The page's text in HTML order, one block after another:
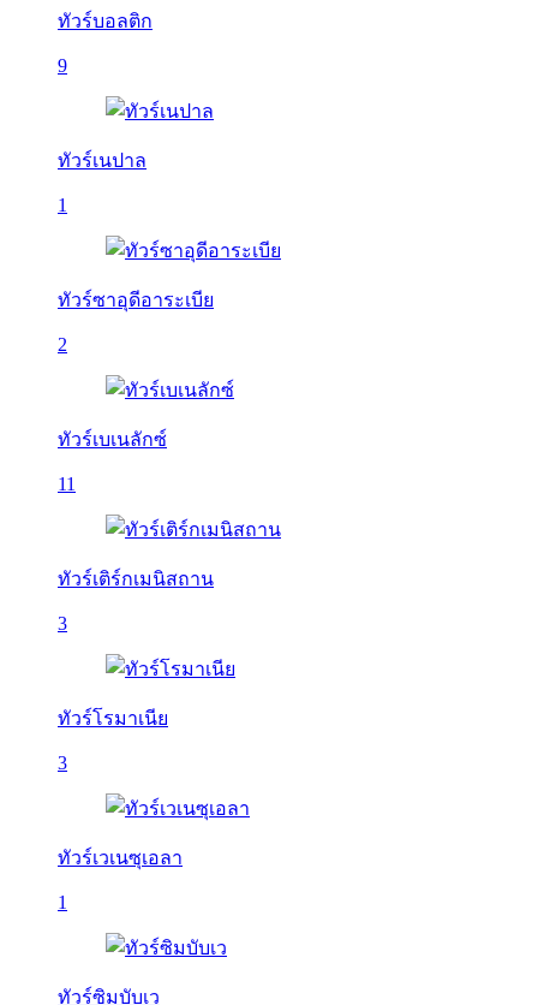
ทัวร์บอลติก
9
ทัวร์เนปาล
1
ทัวร์ซาอุดีอาระเบีย
2
ทัวร์เบเนลักซ์
11
ทัวร์เติร์กเมนิสถาน
3
ทัวร์โรมาเนีย
3
ทัวร์เวเนซุเอลา
1
ทัวร์ซิมบับเว